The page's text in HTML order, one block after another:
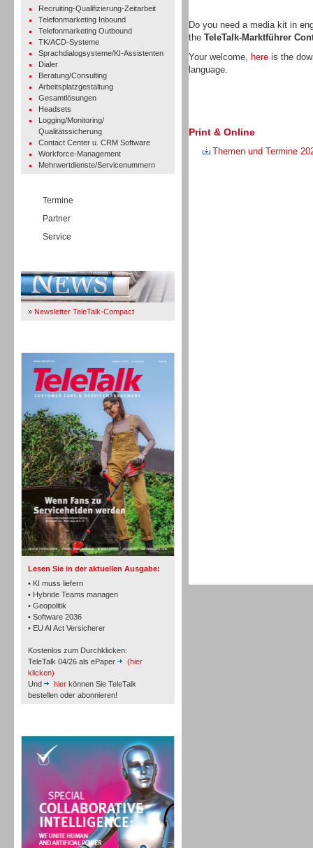
Recruiting-Qualifizierung-Zeitarbeit
Telefonmarketing Inbound
Telefonmarketing Outbound
TK/ACD-Systeme
Sprachdialogsysteme/KI-Assistenten
Dialer
Beratung/Consulting
Arbeitsplatzgestaltung
Gesamtlösungen
Headsets
Logging/Monitoring/
Qualitätssicherung
Contact Center u. CRM Software
Workforce-Management
Mehrwertdienste/Servicenummern
Termine
Partner
Service
» Newsletter TeleTalk-Compact
Lesen Sie in der aktuellen Ausgabe:
• KI muss liefern
• Hybride Teams managen
• Geopolitik
• Software 2036
• EU AI Act Versicherer
Kostenlos zum Durchklicken:
TeleTalk 04/26 als ePaper
(hier
klicken)
Und
hier können Sie TeleTalk
bestellen oder abonnieren!
TK- und ACD-Systeme
Workforce-Management
Personal
Do you need a media kit in
the TeleTalk-Marktführer
Your welcome, here is the
language.
Print & Online
Themen und Termine